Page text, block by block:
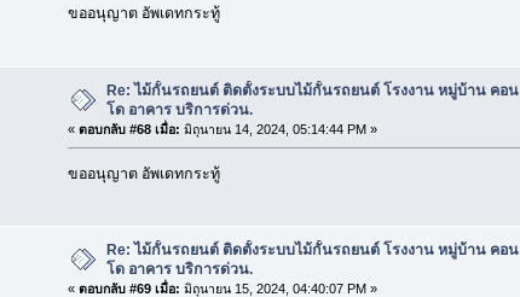
ขออนุญาต อัพเดทกระทู้
Re: ไม้กั้นรถยนต์ ติดตั้งระบบไม้กั้นรถยนต์ โรงงาน หมู่บ้าน คอน
โด อาคาร บริการด่วน.
« ตอบกลับ #68 เมื่อ: มิถุนายน 14, 2024, 05:14:44 PM »
ขออนุญาต อัพเดทกระทู้
Re: ไม้กั้นรถยนต์ ติดตั้งระบบไม้กั้นรถยนต์ โรงงาน หมู่บ้าน คอน
โด อาคาร บริการด่วน.
« ตอบกลับ #69 เมื่อ: มิถุนายน 15, 2024, 04:40:07 PM »